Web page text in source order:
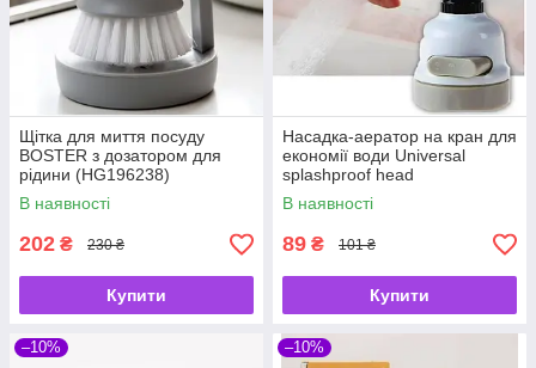
Щітка для миття посуду
BOSTER з дозатором для
рідини (HG196238)
В наявності
202 ₴ 230 ₴
Купити
Насадка-аератор на кран для
економії води Universal
splashproof head
В наявності
89 ₴ 101 ₴
Купити
–10% –10%